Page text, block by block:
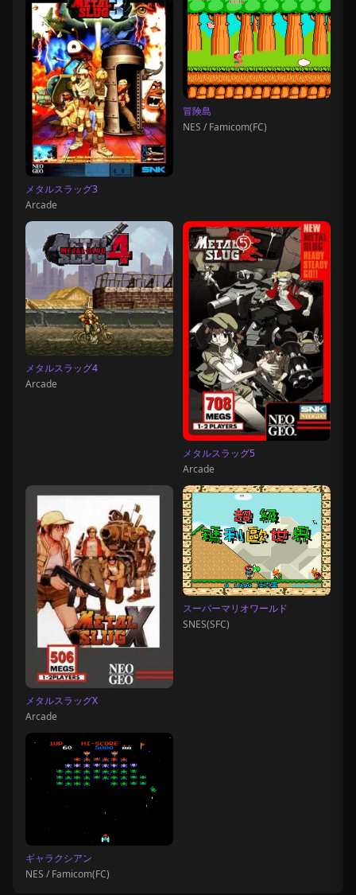
メタルスラッグ3
Arcade
冒険島
NES / Famicom(FC)
メタルスラッグ4
Arcade
メタルスラッグ5
Arcade
メタルスラッグX
Arcade
スーパーマリオワールド
SNES(SFC)
ギャラクシアン
NES / Famicom(FC)